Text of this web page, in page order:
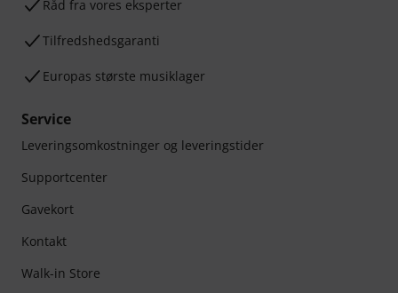
Råd fra vores eksperter
Tilfredshedsgaranti
Europas største musiklager
Service
Leveringsomkostninger og leveringstider
Supportcenter
Gavekort
Kontakt
Walk-in Store